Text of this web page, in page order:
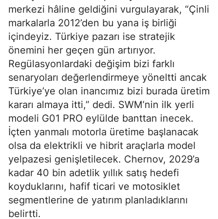
merkezi hâline geldiğini vurgulayarak, “Çinli
markalarla 2012’den bu yana iş birliği
içindeyiz. Türkiye pazarı ise stratejik
önemini her geçen gün artırıyor.
Regülasyonlardaki değişim bizi farklı
senaryoları değerlendirmeye yöneltti ancak
Türkiye’ye olan inancımız bizi burada üretim
kararı almaya itti,” dedi. SWM’nin ilk yerli
modeli G01 PRO eylülde banttan inecek.
İçten yanmalı motorla üretime başlanacak
olsa da elektrikli ve hibrit araçlarla model
yelpazesi genişletilecek. Chernov, 2029’a
kadar 40 bin adetlik yıllık satış hedefi
koyduklarını, hafif ticari ve motosiklet
segmentlerine de yatırım planladıklarını
belirtti.